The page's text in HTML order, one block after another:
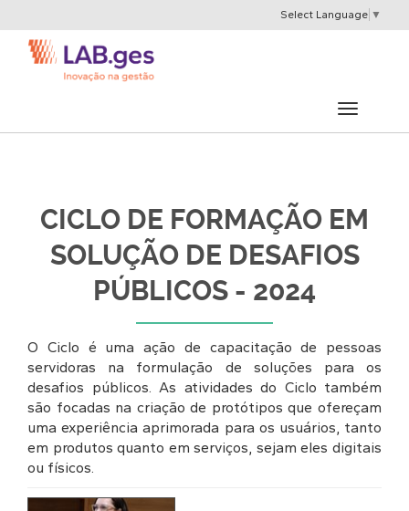
Select Language ▼
CICLO DE FORMAÇÃO EM
SOLUÇÃO DE DESAFIOS
PÚBLICOS - 2024
O Ciclo é uma ação de capacitação de pessoas
servidoras na formulação de soluções para os
desafios públicos. As atividades do Ciclo também
são focadas na criação de protótipos que ofereçam
uma experiência aprimorada para os usuários, tanto
em produtos quanto em serviços, sejam eles digitais
ou físicos.